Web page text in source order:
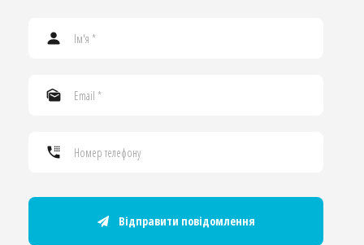
Відправити повідомлення